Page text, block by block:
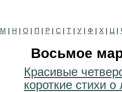
М | Н | О | П | Р | С | Т | У | Ф | Х | Ц |
Восьмое
Красивые
короткие стихи